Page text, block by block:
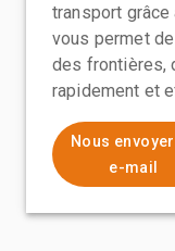
transport
vous permet
des frontières,
rapidement et
Nous
e-mail